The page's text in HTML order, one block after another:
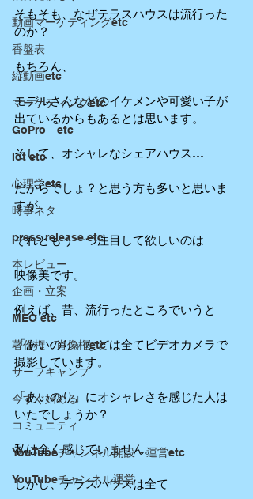
動画マーケティングetc
香盤表
縦動画etc
マーケティングetc
GoPro etc
Iot etc
心理学etc
時事ネタ
press release etc
本レビュー
企画・立案
MEO etc
著作権・肖像権etc
サーフキャンプ
今すぐ始める
コミュニティ
YouTubeチャンネル開設・運営etc
YouTubeチャンネル運営
そもそも、なぜテラスハウスは流行った
のか？
もちろん、
モデルさんなどのイケメンや可愛い子が
出ているからもあるとは思います。
そして、オシャレなシェアハウス…
だからでしょ？と思う方も多いと思いま
すが
それともう一つ注目して欲しいのは
映像美です。
例えば、昔、流行ったところでいうと
「あいのり」などは全てビデオカメラで
撮影しています。
「あいのり」にオシャレさを感じた人は
いたでしょうか？
私は全く感じていません。
しかし、テラスハウスは全て